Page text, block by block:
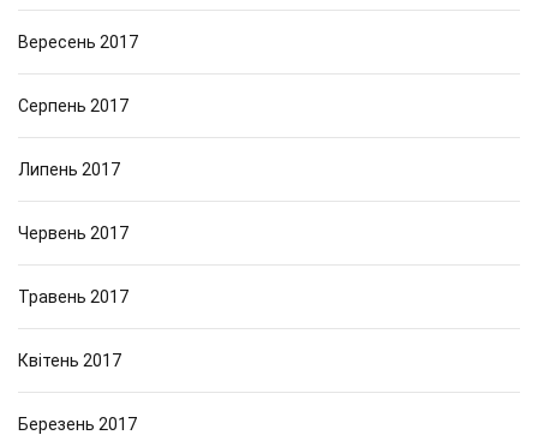
Вересень 2017
Серпень 2017
Липень 2017
Червень 2017
Травень 2017
Квітень 2017
Березень 2017